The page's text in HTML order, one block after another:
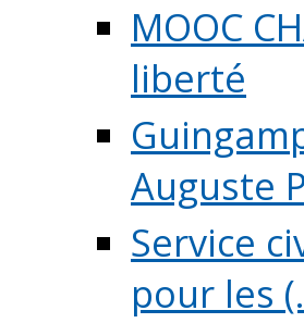
MOOC
liberté
Auguste
Service
pour les